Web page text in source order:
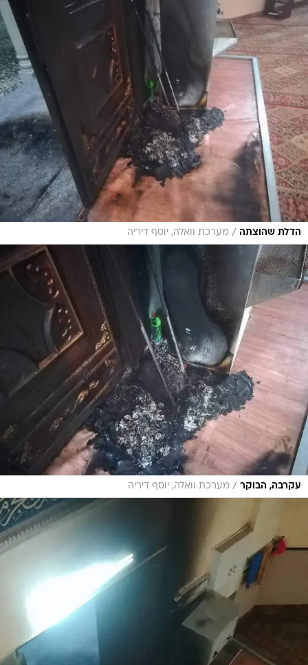
הדלת שהוצתה / מערכת וואלה, יוסף דיריה
עקרבה, הבוקר / מערכת וואלה, יוסף דיריה